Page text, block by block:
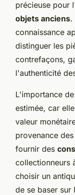
précieuse pour
objets anciens.
connaissance
distinguer les
contrefaçons,
l'authenticité
L'importance
estimée, car
valeur
provenance
fournir des
collectionneurs
choisir un
de se baser sur